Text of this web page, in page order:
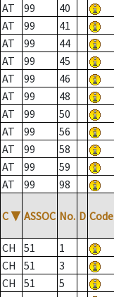
AT
99 40
AT
99 41
AT
99 44
AT
99 45
AT
99 46
AT
99 48
AT
99 50
AT
99 56
AT
99 58
AT
99 59
AT
99 98
C ▼ ASSOC No. D Code
CH 51 1
CH
51 3
CH
51 5